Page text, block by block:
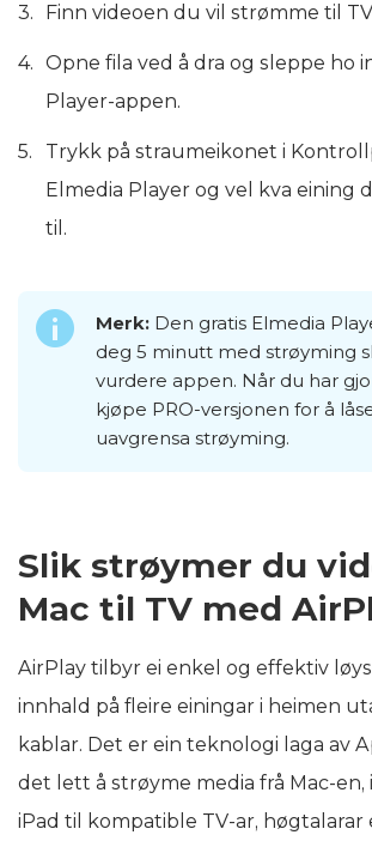
Finn videoen du vil strømme til
Opne fila ved å dra og sleppe ho
Player-appen.
Trykk på straumeikonet i
Elmedia Player og vel kva eining
til.
Merk: Den gratis Elmedia
deg 5 minutt med strøyming
vurdere appen. Når du har
kjøpe PRO-versjonen for å
uavgrensa strøyming.
Slik strøymer du
Mac til TV med
AirPlay tilbyr ei enkel og effektiv
innhald på fleire einingar i heimen
kablar. Det er ein teknologi laga av
det lett å strøyme media frå Mac-
iPad til kompatible TV-ar, høgtalarar